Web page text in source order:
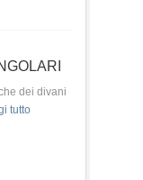
dei divani
tutto